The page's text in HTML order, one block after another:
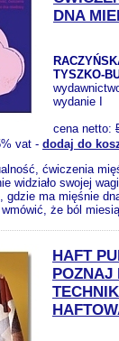
DNA
TYSZKO-
wydanie I
cena netto:
vat - dodaj do
ćwiczenia
widziało swojej
gdzie ma mięśnie
wmówić, że ból
HAFT
POZNAJ